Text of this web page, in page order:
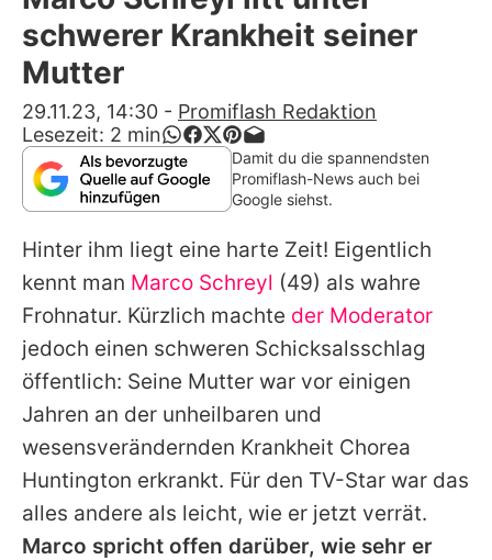
Alle Themen auf Promiflash
App runterladen
Team
Redaktionelle Richtlinien
Impressum
Datenschutzerklärung
Nutzungsbedingungen
Utiq verwalten
schwerer Krankheit seiner
Mutter
29.11.23, 14:30 - Promiflash Redaktion
Lesezeit: 2 min
Damit du die spannendsten
Promiflash-News auch bei
Google siehst.
Hinter ihm liegt eine harte Zeit! Eigentlich
kennt man Marco Schreyl (49) als wahre
Frohnatur. Kürzlich machte der Moderator
jedoch einen schweren Schicksalsschlag
öffentlich: Seine Mutter war vor einigen
Jahren an der unheilbaren und
wesensverändernden Krankheit Chorea
Huntington erkrankt. Für den TV-Star war das
alles andere als leicht, wie er jetzt verrät.
Marco spricht offen darüber, wie sehr er